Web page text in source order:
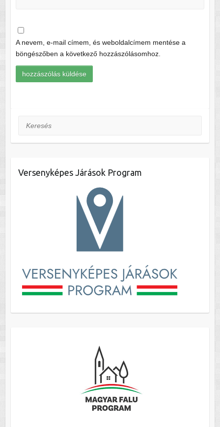
A nevem, e-mail címem, és weboldalcímem mentése a
böngészőben a következő hozzászólásomhoz.
Keresés
Versenyképes Járások Program